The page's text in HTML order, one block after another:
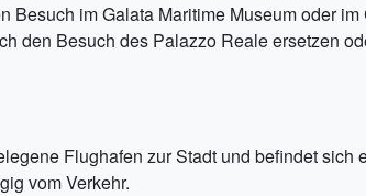
Besuch im Galata Maritime Museum oder
den Besuch des Palazzo Reale ersetzen
Flughafen zur Stadt und befindet
vom Verkehr.